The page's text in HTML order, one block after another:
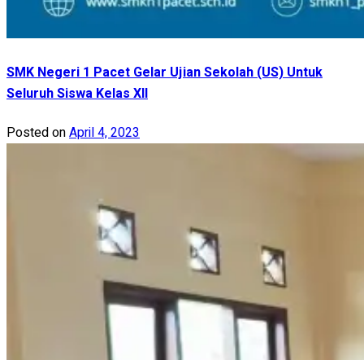
SMK Negeri 1 Pacet Gelar Ujian Sekolah (US) Untuk
Seluruh Siswa Kelas XII
Posted onApril 4, 2023